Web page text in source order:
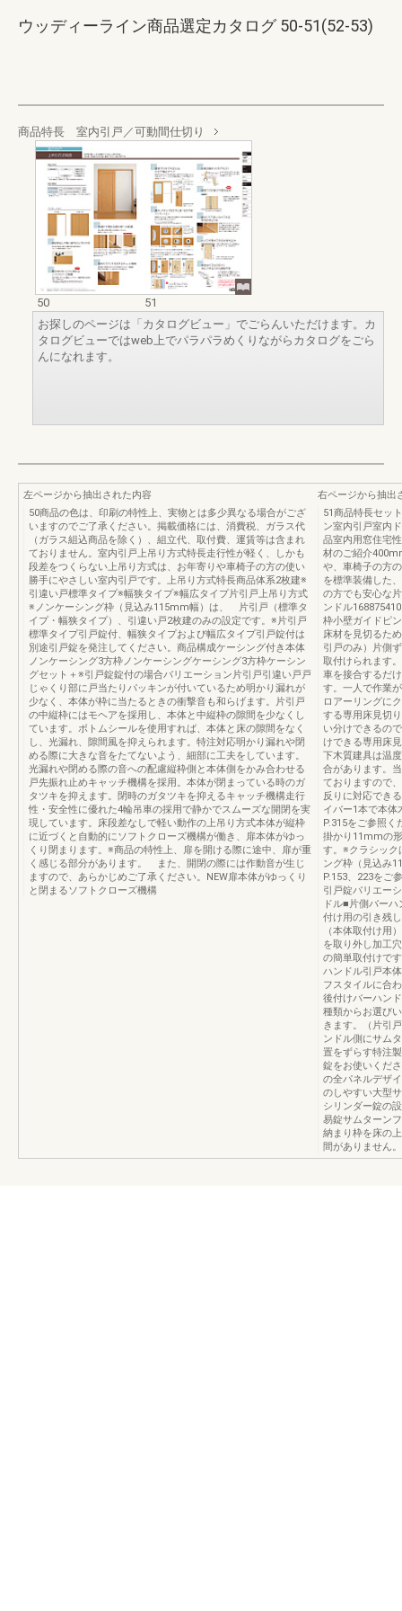
ウッディーライン商品選定カタログ 50-51(52-53)
商品特長 室内引戸／可動間仕切り
50
51
お探しのページは「カタログビュー」でごらんいただけます。カ
タログビューではweb上でパラパラめくりながらカタログをごら
んになれます。
左ページから抽出された内容
50商品の色は、印刷の特性上、実物とは多少異なる場合がござ
いますのでご了承ください。掲載価格には、消費税、ガラス代
（ガラス組込商品を除く）、組立代、取付費、運賃等は含まれ
ておりません。室内引戸上吊り方式特長走行性が軽く、しかも
段差をつくらない上吊り方式は、お年寄りや車椅子の方の使い
勝手にやさしい室内引戸です。上吊り方式特長商品体系2枚建※
引違い戸標準タイプ※幅狭タイプ※幅広タイプ片引戸上吊り方式
※ノンケーシング枠（見込み115mm幅）は、 片引戸（標準タ
イプ・幅狭タイプ）、引違い戸2枚建のみの設定です。※片引戸
標準タイプ引戸錠付、幅狭タイプおよび幅広タイプ引戸錠付は
別途引戸錠を発注してください。商品構成ケーシング付き本体
ノンケーシング3方枠ノンケーシングケーシング3方枠ケーシン
グセット＋※引戸錠錠付の場合バリエーション片引戸引違い戸戸
じゃくり部に戸当たりパッキンが付いているため明かり漏れが
少なく、本体が枠に当たるときの衝撃音も和らげます。片引戸
の中縦枠にはモヘアを採用し、本体と中縦枠の隙間を少なくし
ています。ボトムシールを使用すれば、本体と床の隙間をなく
し、光漏れ、隙間風を抑えられます。特注対応明かり漏れや閉
める際に大きな音をたてないよう、細部に工夫をしています。
光漏れや閉める際の音への配慮縦枠側と本体側をかみ合わせる
戸先振れ止めキャッチ機構を採用。本体が閉まっている時のガ
タツキを抑えます。閉時のガタツキを抑えるキャッチ機構走行
性・安全性に優れた4輪吊車の採用で静かでスムーズな開閉を実
現しています。床段差なしで軽い動作の上吊り方式本体が縦枠
に近づくと自動的にソフトクローズ機構が働き、扉本体がゆっ
くり閉まります。※商品の特性上、扉を開ける際に途中、扉が重
く感じる部分があります。 また、開閉の際には作動音が生じ
ますので、あらかじめご了承ください。NEW扉本体がゆっくり
と閉まるソフトクローズ機構
右ページから抽出
51商品特長セッ
ン室内引戸室内
品室内用窓住宅
材のご紹介
や、車椅子の方
を標準装備した
の方でも安心な
ンドル
枠小壁ガイドピ
床材を見切るた
引戸のみ）片側
取付けられます
車を接合するだ
す。一人で作業
ロアーリングに
する専用床見切
い分けできるの
けできる専用床
下木質建具は温
合があります。
ておりますので
反りに対応でき
イバー1本で本体
P.315をご参照
掛かり11mmの
す。※クラシック
ング枠（見込み
P.153、223をご
引戸錠バリエー
ドル■片側バー
付け用の引き残
（本体取付け用
を取り外し加工
の簡単取付けで
ハンドル引戸本
フスタイルに合
後付けバーハン
種類からお選び
きます。（片引
ンドル側にサム
置をずらす特注
錠をお使いくだ
の全パネルデザ
のしやすい大型
シリンダー錠の
易錠サムターン
納まり枠を床の
間がありません。